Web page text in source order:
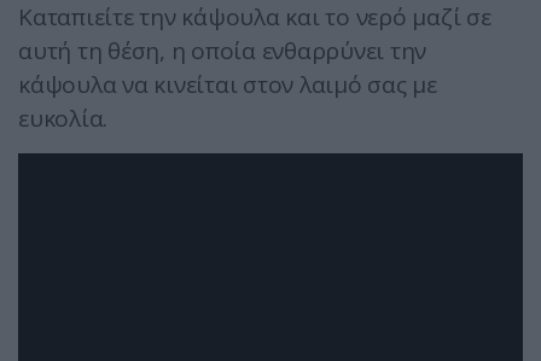
Καταπιείτε την κάψουλα και το νερό μαζί σε
αυτή τη θέση, η οποία ενθαρρύνει την
κάψουλα να κινείται στον λαιμό σας με
ευκολία.